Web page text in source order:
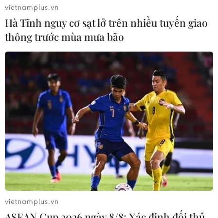
trường có quá nhiều phương thức, phương án
xét tuyển phức tạp; nhiều nơi chưa đảm bảo
công bằng, phân bổ chỉ tiêu chưa hợp lý, khó
khăn cho thí sinh và hệ thống.
Vì thế, các trường cần có nghiên cứu và điều
chỉnh trong công tác tuyển sinh trong những
năm tới, tránh làm cho các phương thức tuyển
sinh trở nên phức tạp, rắc rối đối với thí sinh./.
(TTXVN/Vietnam+)
vietnamplus.vn
Hà Tĩnh nguy cơ sạt lở trên nhiều tuyến giao
thông trước mùa mưa bão
vietnamplus.vn